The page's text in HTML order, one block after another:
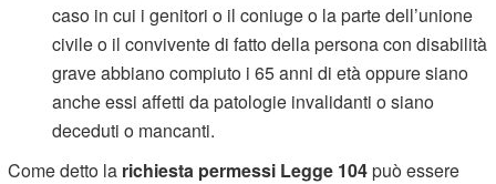
caso in cui i genitori o il coniuge o la parte dell’unione
civile o il convivente di fatto della persona con disabilità
grave abbiano compiuto i 65 anni di età oppure siano
anche essi affetti da patologie invalidanti o siano
deceduti o mancanti.
Come detto la richiesta permessi Legge 104può essere